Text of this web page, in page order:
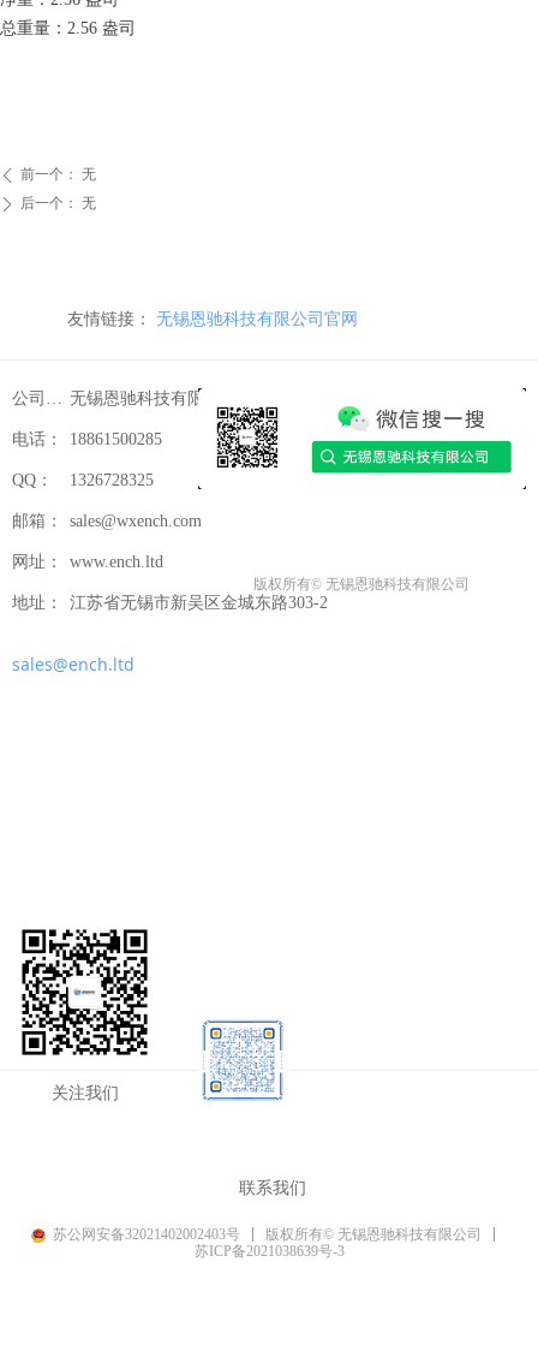
ꄴ 前一个： 无
ꄲ 后一个： 无
总重量：2.56 盎司
版权所有© 无锡恩驰科技有限公司
联系我们
公司名称： 无锡恩驰科技有限公司
电话： 18861500285
QQ： 1326728325
邮箱： sales@wxench.com
网址： www.ench.ltd
地址： 江苏省无锡市新吴区金城东路303-2
友情链接： 无锡恩驰科技有限公司官网
关注我们
sales@ench.ltd
苏公网安备32021402002403号
版权所有© 无锡恩驰科技有限公司
苏ICP备2021038639号-3